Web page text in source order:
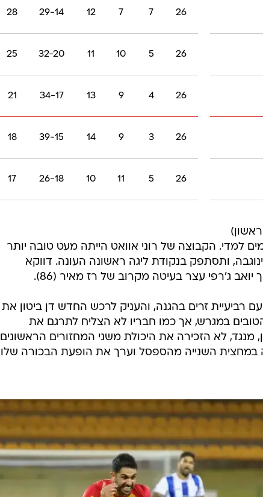
26
7
7
12
29-14
28
26
5
10
11
32-20
25
26
4
9
13
34-17
21
26
3
9
14
39-15
18
26
5
11
10
26-18
17
החדשות ונפרדו ב-0:0 משמים למדי. הקבוצה של רוני אוואט הייתה מעט טובה יותר
ותסתפק בנקודת ליגה ראשונה העונה. דווקא
ג'רפי עצר בעיטה מקרוב של רז מאיר (86).
רביעיית זרים בהגנה, והעניק לרכש החדש דן ביטון את
במגרש, אך כמו חבריו לא הצליח לתרגם את
לא הזכירה את היכולת משני המחזורים הראשונים
במחצית השנייה מהספסל וערך את הופעת הבכורה שלו